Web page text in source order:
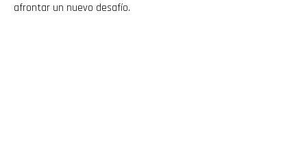
afrontar un nuevo desafío.